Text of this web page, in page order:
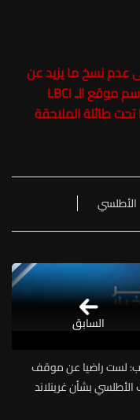
عدم نسخ ما يزيد عن
20 في المئة من مضمون الخبر مع ذكر اسم موقع الـ LBCI
الالكتروني وارفاقه برابط الخبر Hyperlink تحت طائلة الملاحقة
الأطلسي
لست راضيا عن موقف
بشأن غرينلاند
السابق